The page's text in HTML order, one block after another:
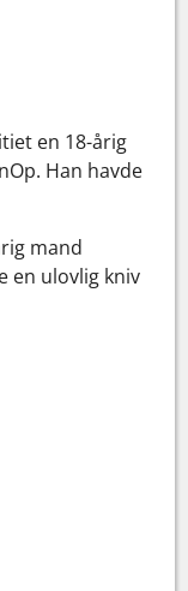
en 18-årig
Han havde
mand
en ulovlig kniv